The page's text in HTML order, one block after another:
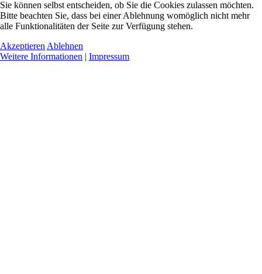
Sie können selbst entscheiden, ob Sie die Cookies zulassen möchten.
Bitte beachten Sie, dass bei einer Ablehnung womöglich nicht mehr
alle Funktionalitäten der Seite zur Verfügung stehen.
Akzeptieren Ablehnen
Weitere Informationen | Impressum